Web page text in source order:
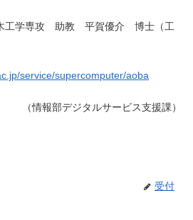
木工学専攻 助教 平賀優介 博士（工
service/supercomputer/aoba
（情報部デジタルサービス支援課）
受付